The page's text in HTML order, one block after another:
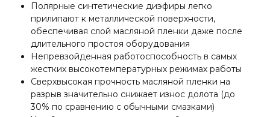
Полярные синтетические диэфиры легко
прилипают к металлической поверхности,
обеспечивая слой масляной пленки даже после
длительного простоя оборудования
Непревзойденная работоспособность в самых
жестких высокотемпературных режимах работы
Сверхвысокая прочность масляной пленки на
разрыв значительно снижает износ долота (до
30% по сравнению с обычными смазками)